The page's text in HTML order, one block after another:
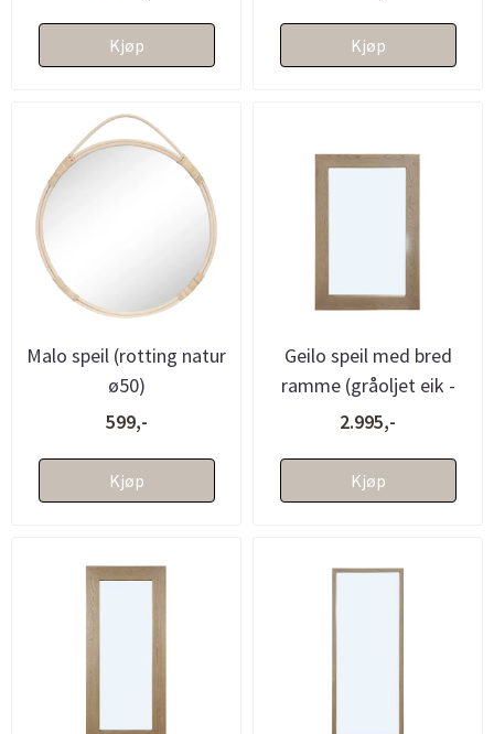
Kjøp Kjøp
Malo speil (rotting natur
ø50)
599,-
Kjøp
Geilo speil med bred
ramme (gråoljet eik -
80x120)
2.995,-
Kjøp